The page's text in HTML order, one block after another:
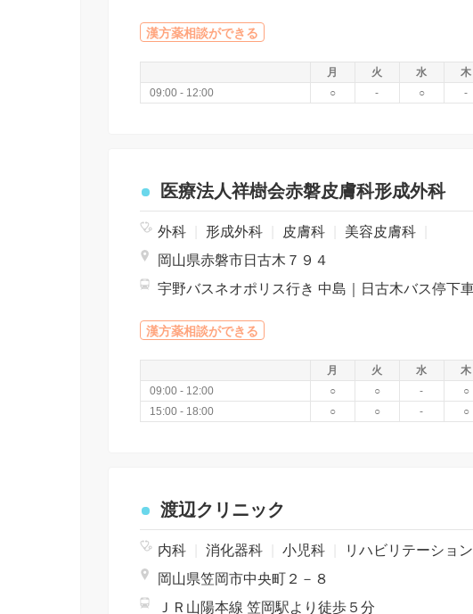
漢方薬相談ができる
月 火 水 木
09:00 - 12:00
○ - ○ -
医療法人祥樹会赤磐皮膚科形成外科
外科 形成外科 皮膚科 美容皮膚科
岡山県赤磐市日古木７９４
漢方薬相談ができる
月 火 水 木
09:00 - 12:00
○ ○ - ○
15:00 - 18:00
○ ○ - ○
渡辺クリニック
内科 消化器科 小児科 リハビリテーション
岡山県笠岡市中央町２－８
ＪＲ山陽本線 笠岡駅より徒歩５分